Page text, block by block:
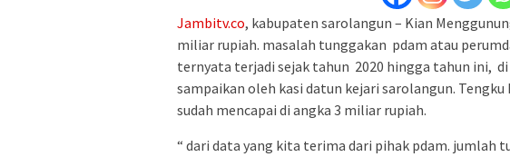
Jambitv.co, kabupaten sarolangun – Kian
miliar rupiah. masalah tunggakan pdam atau
ternyata terjadi sejak tahun 2020 hingga tahun ini,
sampaikan oleh kasi datun kejari sarolangun.
sudah mencapai di angka 3 miliar rupiah.
“ dari data yang kita terima dari pihak pdam. jumlah